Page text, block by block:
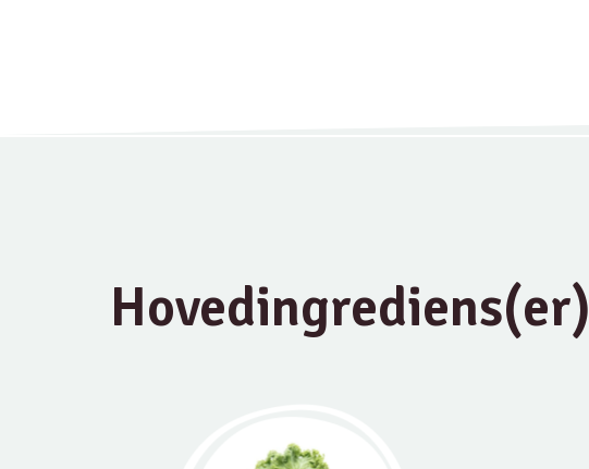
Hovedingrediens(er)